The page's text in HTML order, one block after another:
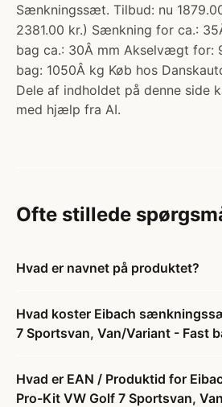
Sænkningssæt. Tilbud: nu
2381.00 kr.) Sænkning for ca.:
bag ca.: 30Â mm Akselvægt for:
bag: 1050Â kg Køb hos
Dele af indholdet på denne side
med hjælp fra AI.
Ofte stillede
Hvad er navnet på produktet?
Hvad koster Eibach
7 Sportsvan, Van/Variant - Fast
Hvad er EAN / Produktid for
Pro-Kit VW Golf 7 Sportsvan,